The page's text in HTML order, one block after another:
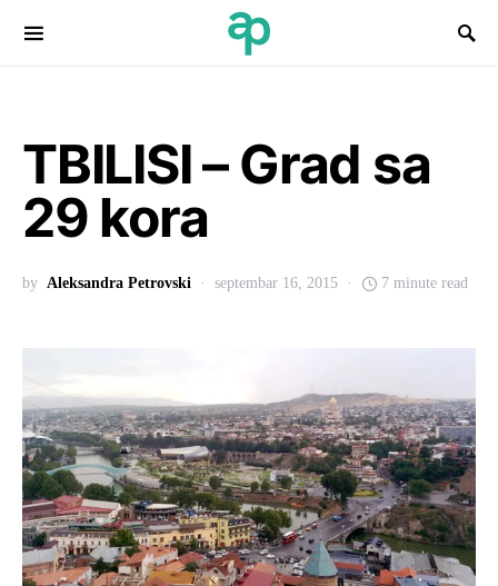
Search for:
TBILISI – Grad sa
29 kora
by Aleksandra Petrovski septembar 16, 2015 7 minute read